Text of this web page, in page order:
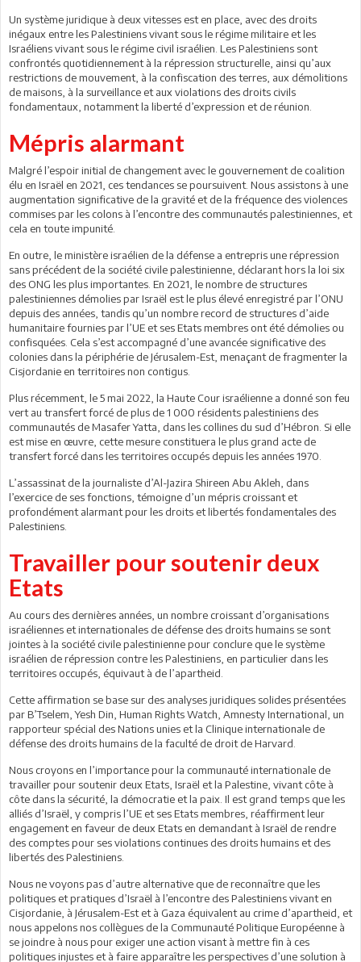
Un système juridique à deux vitesses est en place, avec des droits
inégaux entre les Palestiniens vivant sous le régime militaire et les
Israéliens vivant sous le régime civil israélien. Les Palestiniens sont
confrontés quotidiennement à la répression structurelle, ainsi qu’aux
restrictions de mouvement, à la confiscation des terres, aux démolitions
de maisons, à la surveillance et aux violations des droits civils
fondamentaux, notamment la liberté d’expression et de réunion.
Mépris alarmant
Malgré l’espoir initial de changement avec le gouvernement de coalition
élu en Israël en 2021, ces tendances se poursuivent. Nous assistons à une
augmentation significative de la gravité et de la fréquence des violences
commises par les colons à l’encontre des communautés palestiniennes, et
cela en toute impunité.
En outre, le ministère israélien de la défense a entrepris une répression
sans précédent de la société civile palestinienne, déclarant hors la loi six
des ONG les plus importantes. En 2021, le nombre de structures
palestiniennes démolies par Israël est le plus élevé enregistré par l’ONU
depuis des années, tandis qu’un nombre record de structures d’aide
humanitaire fournies par l’UE et ses Etats membres ont été démolies ou
confisquées. Cela s’est accompagné d’une avancée significative des
colonies dans la périphérie de Jérusalem-Est, menaçant de fragmenter la
Cisjordanie en territoires non contigus.
Plus récemment, le 5 mai 2022, la Haute Cour israélienne a donné son feu
vert au transfert forcé de plus de 1 000 résidents palestiniens des
communautés de Masafer Yatta, dans les collines du sud d’Hébron. Si elle
est mise en œuvre, cette mesure constituera le plus grand acte de
transfert forcé dans les territoires occupés depuis les années 1970.
L’assassinat de la journaliste d’Al-Jazira Shireen Abu Akleh, dans
l’exercice de ses fonctions, témoigne d’un mépris croissant et
profondément alarmant pour les droits et libertés fondamentales des
Palestiniens.
Travailler pour soutenir deux
Etats
Au cours des dernières années, un nombre croissant d’organisations
israéliennes et internationales de défense des droits humains se sont
jointes à la société civile palestinienne pour conclure que le système
israélien de répression contre les Palestiniens, en particulier dans les
territoires occupés, équivaut à de l’apartheid.
Cette affirmation se base sur des analyses juridiques solides présentées
par B’Tselem, Yesh Din, Human Rights Watch, Amnesty International, un
rapporteur spécial des Nations unies et la Clinique internationale de
défense des droits humains de la faculté de droit de Harvard.
Nous croyons en l’importance pour la communauté internationale de
travailler pour soutenir deux Etats, Israël et la Palestine, vivant côte à
côte dans la sécurité, la démocratie et la paix. Il est grand temps que les
alliés d’Israël, y compris l’UE et ses Etats membres, réaffirment leur
engagement en faveur de deux Etats en demandant à Israël de rendre
des comptes pour ses violations continues des droits humains et des
libertés des Palestiniens.
Nous ne voyons pas d’autre alternative que de reconnaître que les
politiques et pratiques d’Israël à l’encontre des Palestiniens vivant en
Cisjordanie, à Jérusalem-Est et à Gaza équivalent au crime d’apartheid, et
nous appelons nos collègues de la Communauté Politique Européenne à
se joindre à nous pour exiger une action visant à mettre fin à ces
politiques injustes et à faire apparaître les perspectives d’une solution à